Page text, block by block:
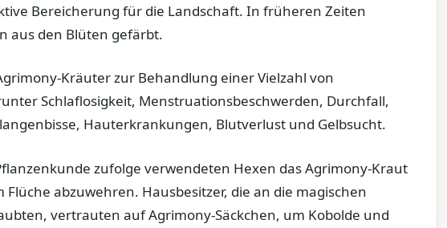
Bereicherung für die Landschaft. In früheren Zeiten
aus den Blüten gefärbt.
Kräuter zur Behandlung einer Vielzahl von
Schlaflosigkeit, Menstruationsbeschwerden, Durchfall,
Hauterkrankungen, Blutverlust und Gelbsucht.
zufolge verwendeten Hexen das Agrimony-Kraut
abzuwehren. Hausbesitzer, die an die magischen
vertrauten auf Agrimony-Säckchen, um Kobolde und